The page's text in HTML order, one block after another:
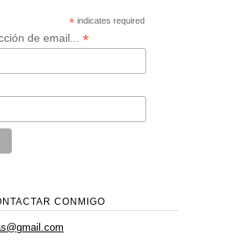
* indicates required
de email... *
CONMIGO